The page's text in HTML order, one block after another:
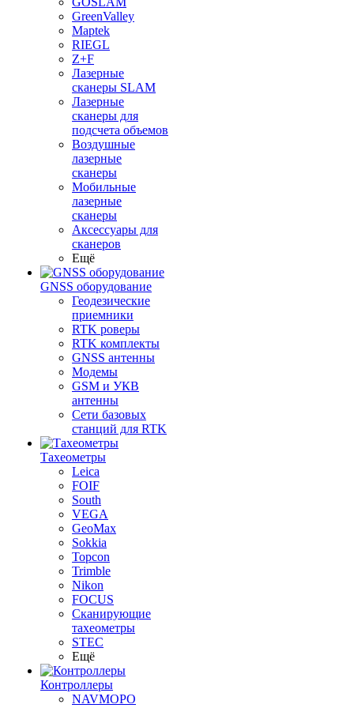
GreenValley
Maptek
RIEGL
Z+F
Лазерные
сканеры SLAM
Лазерные
сканеры для
подсчета объемов
Воздушные
лазерные
сканеры
Мобильные
лазерные
сканеры
Аксессуары для
сканеров
Ещё
GNSS оборудование
Геодезические
приемники
RTK роверы
RTK комплекты
GNSS антенны
Модемы
GSM и УКВ
антенны
Сети базовых
станций для RTK
Тахеометры
Leica
FOIF
South
VEGA
GeoMax
Sokkia
Topcon
Trimble
Nikon
FOCUS
Сканирующие
тахеометры
STEC
Ещё
Контроллеры
NAVMOPO